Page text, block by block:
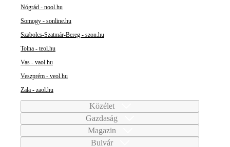
Nógrád - nool.hu
Somogy - sonline.hu
Szabolcs-Szatmár-Bereg - szon.hu
Tolna - teol.hu
Vas - vaol.hu
Veszprém - veol.hu
Zala - zaol.hu
Közélet
Gazdaság
Magazin
Bulvár